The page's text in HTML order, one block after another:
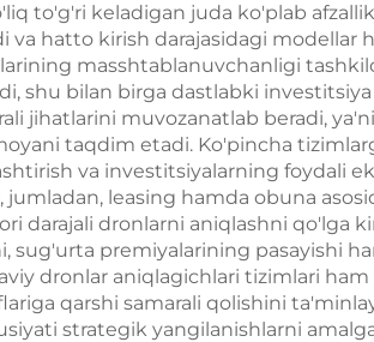
UAV
to'g'ri keladigan juda ko'plab
hatto kirish darajasidagi modellar
masshtablanuvchanligi
shu bilan birga dastlabki
jihatlarini muvozanatlab beradi,
taqdim etadi. Ko'pincha
va investitsiyalarning foydali
leasing hamda obuna
darajali dronlarni aniqlashni qo'lga
sug'urta premiyalarining pasayishi
dronlar aniqlagichlari tizimlari
qarshi samarali qolishini
strategik yangilanishlarni